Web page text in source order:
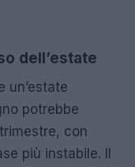
dell’estate
un’estate
potrebbe
con
più instabile. Il